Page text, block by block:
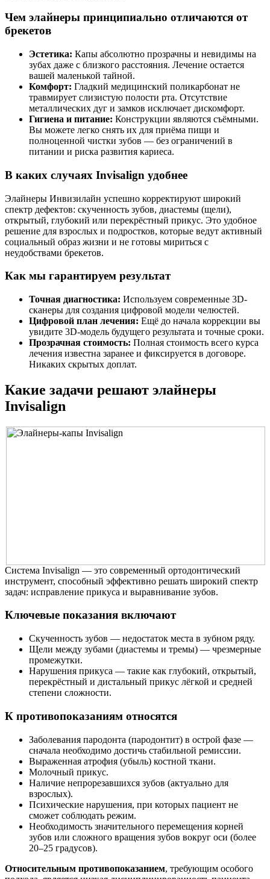
Чем элайнеры принципиально отличаются от
брекетов
Эстетика: Капы абсолютно прозрачны и невидимы на
зубах даже с близкого расстояния. Лечение остается
вашей маленькой тайной.
Комфорт: Гладкий медицинский поликарбонат не
травмирует слизистую полости рта. Отсутствие
металлических дуг и замков исключает дискомфорт.
Гигиена и питание: Конструкции являются съёмными.
Вы можете легко снять их для приёма пищи и
полноценной чистки зубов — без ограничений в
питании и риска развития кариеса.
В каких случаях Invisalign удобнее
Элайнеры Инвизилайн успешно корректируют широкий
спектр дефектов: скученность зубов, диастемы (щели),
открытый, глубокий или перекрёстный прикус. Это удобное
решение для взрослых и подростков, которые ведут активный
социальный образ жизни и не готовы мириться с
неудобствами брекетов.
Как мы гарантируем результат
Точная диагностика: Используем современные 3D-
сканеры для создания цифровой модели челюстей.
Цифровой план лечения: Ещё до начала коррекции вы
увидите 3D-модель будущего результата и точные сроки.
Прозрачная стоимость: Полная стоимость всего курса
лечения известна заранее и фиксируется в договоре.
Никаких скрытых доплат.
Какие задачи решают элайнеры
Invisalign
Система Invisalign — это современный ортодонтический
инструмент, способный эффективно решать широкий спектр
задач: исправление прикуса и выравнивание зубов.
Ключевые показания включают
Скученность зубов — недостаток места в зубном ряду.
Щели между зубами (диастемы и тремы) — чрезмерные
промежутки.
Нарушения прикуса — такие как глубокий, открытый,
перекрёстный и дистальный прикус лёгкой и средней
степени сложности.
К противопоказаниям относятся
Заболевания пародонта (пародонтит) в острой фазе —
сначала необходимо достичь стабильной ремиссии.
Выраженная атрофия (убыль) костной ткани.
Молочный прикус.
Наличие непрорезавшихся зубов (актуально для
взрослых).
Психические нарушения, при которых пациент не
сможет соблюдать режим.
Необходимость значительного перемещения корней
зубов или сложного вращения зубов вокруг оси (более
20–25 градусов).
Относительным противопоказанием, требующим особого